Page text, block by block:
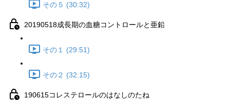
その５ (30:32)
20190518成長期の血糖コントロールと亜鉛
その１ (29:51)
その２ (32:15)
190615コレステロールのはなしのたね